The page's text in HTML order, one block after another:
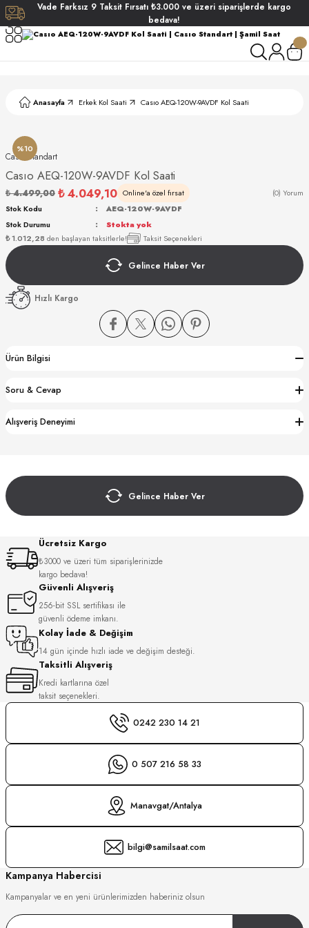
Vade Farksız 9 Taksit Fırsatı ₺3.000 ve üzeri siparişlerde kargo
bedava!
Anasayfa Erkek Kol Saati Casıo AEQ-120W-9AVDF Kol Saati
%10
Casıo Standart
Casıo AEQ-120W-9AVDF Kol Saati
₺ 4.499,00 ₺ 4.049,10 Online'a özel fırsat (0) Yorum
₺ 1.012,28 den başlayan taksitlerle! Taksit Seçenekleri
Stok Kodu
AEQ-120W-9AVDF
Stok Durumu
Stokta yok
Gelince Haber Ver
Hızlı Kargo
Ürün Bilgisi
Soru & Cevap
Alışveriş Deneyimi
Gelince Haber Ver
Ücretsiz Kargo
₺3000 ve üzeri tüm siparişlerinizde
kargo bedava!
Güvenli Alışveriş
256-bit SSL sertifikası ile
güvenli ödeme imkanı.
Kolay İade & Değişim
14 gün içinde hızlı iade ve değişim desteği.
Taksitli Alışveriş
Kredi kartlarına özel
taksit seçenekleri.
0242 230 14 21
0 507 216 58 33
Manavgat/Antalya
bilgi@samilsaat.com
Kampanya Habercisi
Kampanyalar ve en yeni ürünlerimizden haberiniz olsun